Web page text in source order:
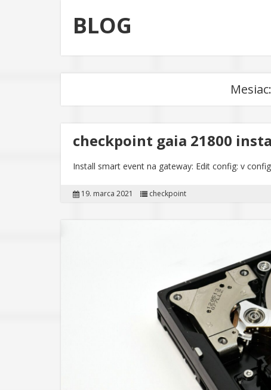
BLOG
Mesiac:
checkpoint gaia 21800
Install smart event na gateway: Edit config: v
19. marca 2021 checkpoint